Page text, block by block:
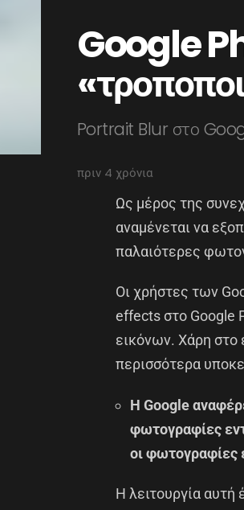
Google
Portrait Blur στο
πριν 4 χρόνια
Ως μέρος της
αναμένεται να
παλαιότερες
Οι χρήστες των
effects στο Google
εικόνων. Χάρη στο
περισσότερα
Η Google
φωτογραφίες
οι φωτογραφίες
Η λειτουργία αυτή